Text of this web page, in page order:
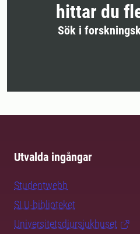
hittar du
Sök i
Utvalda ingångar
Studentwebb
SLU-biblioteket
Universitetsdjursjukhuset